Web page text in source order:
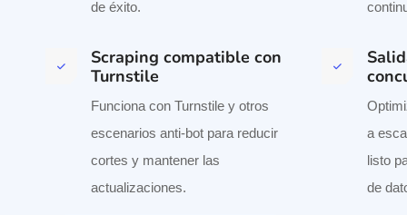
de éxito.
Scraping compatible con
Turnstile
Funciona con Turnstile y otros
escenarios anti-bot para reducir
cortes y mantener las
actualizaciones.
a
listo
de